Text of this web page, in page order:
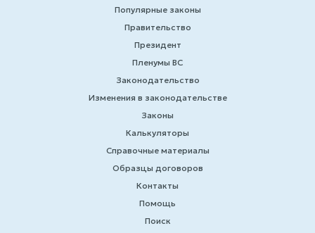
Популярные законы
Правительство
Президент
Пленумы ВС
Законодательство
Изменения в законодательстве
Законы
Калькуляторы
Справочные материалы
Образцы договоров
Контакты
Помощь
Поиск